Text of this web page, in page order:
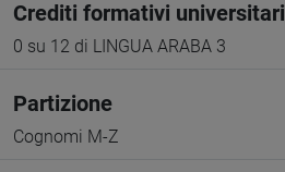
Crediti formativi universitari
0 su 12 di LINGUA ARABA 3
Partizione
Cognomi M-Z